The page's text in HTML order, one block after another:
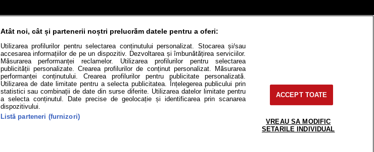
Utile Video Podcast cu Prioritate Cât costă?
Politica de cookies
Atât noi, cât și partenerii noștri prelucrăm datele pentru a oferi:
Utilizarea profilurilor pentru selectarea conținutului personalizat. Stocarea și/sau
accesarea informațiilor de pe un dispozitiv. Dezvoltarea și îmbunătățirea serviciilor.
Măsurarea performanței reclamelor. Utilizarea profilurilor pentru selectarea
publicității personalizate. Crearea profilurilor de conținut personalizat. Măsurarea
performanței conținutului. Crearea profilurilor pentru publicitate personalizată.
Utilizarea de date limitate pentru a selecta publicitatea. Înțelegerea publicului prin
statistici sau combinații de date din surse diferite. Utilizarea datelor limitate pentru
a selecta conținutul. Date precise de geolocație și identificarea prin scanarea
dispozitivului.
Listă parteneri (furnizori)
ACCEPT TOATE
VREAU SA MODIFIC
SETARILE INDIVIDUAL